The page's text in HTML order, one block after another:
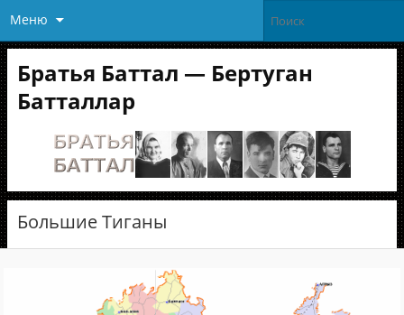
Меню
Братья Баттал — Бертуган
Батталлар
Большие Тиганы